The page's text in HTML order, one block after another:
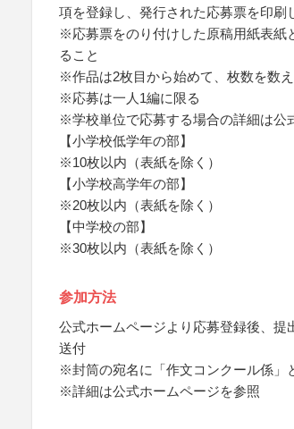
項を登録し、発行された応募票を印刷
※応募票をのり付けした原稿用紙表紙
ること
※作品は2枚目から始めて、枚数を数
※応募は一人1編に限る
※学校単位で応募する場合の詳細は公
【小学校低学年の部】
※10枚以内（表紙を除く）
【小学校高学年の部】
※20枚以内（表紙を除く）
【中学校の部】
※30枚以内（表紙を除く）
参加方法
公式ホームページより応募登録後、
送付
※封筒の宛名に「作文コンクール係」
※詳細は公式ホームページを参照